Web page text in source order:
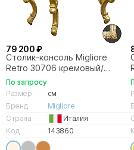
79 200 ₽
Столик-консоль Migliore
Retro 30706 кремовый/
золото
По запросу
Размер
см
Бренд
Migliore
Страна
Италия
Код
143860